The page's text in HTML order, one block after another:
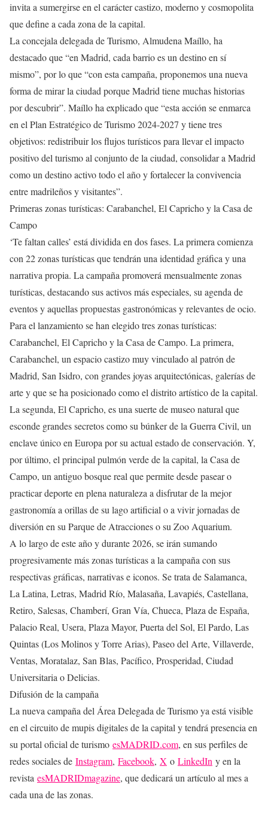
invita a sumergirse en el carácter castizo, moderno y cosmopolita
que define a cada zona de la capital.
La concejala delegada de Turismo, Almudena Maíllo, ha
destacado que “en Madrid, cada barrio es un destino en sí
mismo”, por lo que “con esta campaña, proponemos una nueva
forma de mirar la ciudad porque Madrid tiene muchas historias
por descubrir”. Maíllo ha explicado que “esta acción se enmarca
en el Plan Estratégico de Turismo 2024-2027 y tiene tres
objetivos: redistribuir los flujos turísticos para llevar el impacto
positivo del turismo al conjunto de la ciudad, consolidar a Madrid
como un destino activo todo el año y fortalecer la convivencia
entre madrileños y visitantes”.
Primeras zonas turísticas: Carabanchel, El Capricho y la Casa de
Campo
‘Te faltan calles’ está dividida en dos fases. La primera comienza
con 22 zonas turísticas que tendrán una identidad gráfica y una
narrativa propia. La campaña promoverá mensualmente zonas
turísticas, destacando sus activos más especiales, su agenda de
eventos y aquellas propuestas gastronómicas y relevantes de ocio.
Para el lanzamiento se han elegido tres zonas turísticas:
Carabanchel, El Capricho y la Casa de Campo. La primera,
Carabanchel, un espacio castizo muy vinculado al patrón de
Madrid, San Isidro, con grandes joyas arquitectónicas, galerías de
arte y que se ha posicionado como el distrito artístico de la capital.
La segunda, El Capricho, es una suerte de museo natural que
esconde grandes secretos como su búnker de la Guerra Civil, un
enclave único en Europa por su actual estado de conservación. Y,
por último, el principal pulmón verde de la capital, la Casa de
Campo, un antiguo bosque real que permite desde pasear o
practicar deporte en plena naturaleza a disfrutar de la mejor
gastronomía a orillas de su lago artificial o a vivir jornadas de
diversión en su Parque de Atracciones o su Zoo Aquarium.
A lo largo de este año y durante 2026, se irán sumando
progresivamente más zonas turísticas a la campaña con sus
respectivas gráficas, narrativas e iconos. Se trata de Salamanca,
La Latina, Letras, Madrid Río, Malasaña, Lavapiés, Castellana,
Retiro, Salesas, Chamberí, Gran Vía, Chueca, Plaza de España,
Palacio Real, Usera, Plaza Mayor, Puerta del Sol, El Pardo, Las
Quintas (Los Molinos y Torre Arias), Paseo del Arte, Villaverde,
Ventas, Moratalaz, San Blas, Pacífico, Prosperidad, Ciudad
Universitaria o Delicias.
Difusión de la campaña
La nueva campaña del Área Delegada de Turismo ya está visible
en el circuito de mupis digitales de la capital y tendrá presencia en
su portal oficial de turismo esMADRID.com, en sus perfiles de
redes sociales de Instagram, Facebook, X o LinkedIn y en la
revista esMADRIDmagazine, que dedicará un artículo al mes a
cada una de las zonas.